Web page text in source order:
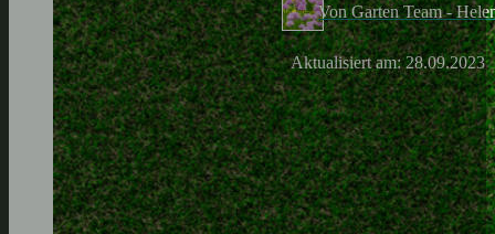
Von Garten Team -
Aktualisiert am: 28.09.2023